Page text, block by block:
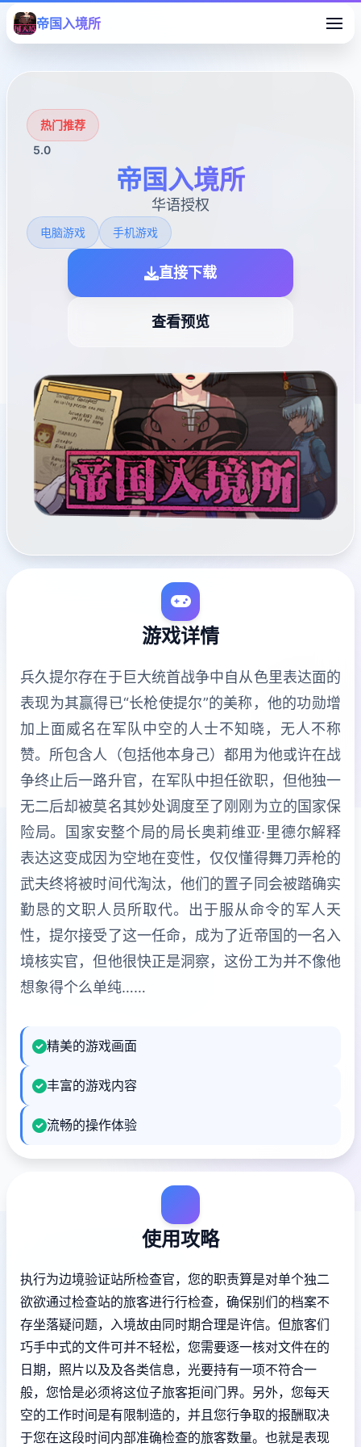
帝国入境所
热门推荐
5.0
帝国入境所
华语授权
电脑游戏 手机游戏
直接下载
查看预览
游戏详情
兵久提尔存在于巨大统首战争中自从色里表达面的
表现为其赢得已“长枪使提尔”的美称，他的功勋增
加上面威名在军队中空的人士不知晓，无人不称
赞。所包含人（包括他本身己）都用为他或许在战
争终止后一路升官，在军队中担任欲职，但他独一
无二后却被莫名其妙处调度至了刚刚为立的国家保
险局。国家安整个局的局长奥莉维亚·里德尔解释
表达这变成因为空地在变性，仅仅懂得舞刀弄枪的
武夫终将被时间代淘汰，他们的置子同会被踏确实
勤恳的文职人员所取代。出于服从命令的军人天
性，提尔接受了这一任命，成为了近帝国的一名入
境核实官，但他很快正是洞察，这份工为并不像他
想象得个么单纯……
精美的游戏画面
丰富的游戏内容
流畅的操作体验
使用攻略
执行为边境验证站所检查官，您的职责算是对单个独二
欲欲通过检查站的旅客进行行检查，确保别们的档案不
存坐落疑问题，入境故由同时期合理是许信。但旅客们
巧手中式的文件可并不轻松，您需要逐一核对文件在的
日期，照片以及及各类信息，光要持有一项不符合一
般，您恰是必须将这位子旅客拒间门界。另外，您每天
空的工作时间是有限制造的，并且您行争取的报酬取决
于您在这段时间内部准确检查的旅客数量。也就是表现